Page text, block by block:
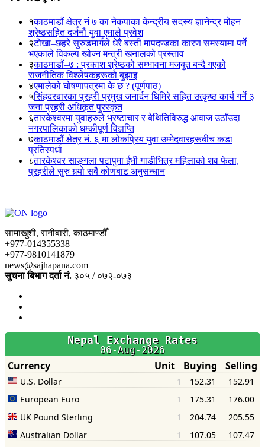
१काठमाडौं क्षेत्र नं ७ का नेकपाका केन्द्रीय सदस्य ज्ञानेन्द्र मोहन
श्रेष्ठसहित दर्जनौं युवा एमाले प्रवेश
२टोखा–छहरे सुरुङमार्गले धेरै बस्ती मापदण्डका कारण समस्यामा पर्ने
भएकाले विकल्प खोज्न मन्त्री खनालको प्रस्ताव
३काठमाडौं–७ : प्रकाश श्रेष्ठको सम्भावना मजबुत बन्दै गएको
राजनीतिक विश्लेषकहरूको बुझाइ
४एमालेको घोषणापत्रमा के छ ? (पूर्णपाठ)
५सिंहदरबारका प्रहरी प्रमुख जनार्दन घिमिरे सहित उत्कृष्ठ कार्य गर्ने ३
जना प्रहरी अधिकृत पुरस्कृत
६तारकेश्वरमा युवाहरुले भ्रष्टाचार र बेथितिविरुद्ध आवाज उठाँउदा
नगरपालिकाको धम्कीपूर्ण विज्ञप्ति
७काठमाडौं क्षेत्र नं. ६ मा लोकप्रिय युवा उम्मेदवारहरूबीच कडा
प्रतिस्पर्धा
८तारकेश्वर साङ्गला पटापुमा ईभी गाडीभित्र महिलाको शव फेला,
प्रहरीले सुरु गर्‍यो सबै कोणबाट अनुसन्धान
सामाखुशी, रानीबारी, काठमाण्डौँ
+977-014355338
+977-9810141879
news@sajhapana.com
सुचना बिभाग दर्ता नं. ३०५ / ०७२-०७३